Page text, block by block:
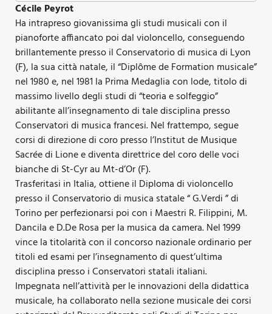
Cécile Peyrot
Ha intrapreso giovanissima gli studi musicali con il
pianoforte affiancato poi dal violoncello, conseguendo
brillantemente presso il Conservatorio di musica di Lyon
(F), la sua città natale, il “Diplôme de Formation musicale”
nel 1980 e, nel 1981 la Prima Medaglia con lode, titolo di
massimo livello degli studi di “teoria e solfeggio”
abilitante all’insegnamento di tale disciplina presso
Conservatori di musica francesi. Nel frattempo, segue
corsi di direzione di coro presso l’Institut de Musique
Sacrée di Lione e diventa direttrice del coro delle voci
bianche di St-Cyr au Mt-d’Or (F).
Trasferitasi in Italia, ottiene il Diploma di violoncello
presso il Conservatorio di musica statale “ G.Verdi ” di
Torino per perfezionarsi poi con i Maestri R. Filippini, M.
Dancila e D.De Rosa per la musica da camera. Nel 1999
vince la titolarità con il concorso nazionale ordinario per
titoli ed esami per l’insegnamento di quest’ultima
disciplina presso i Conservatori statali italiani.
Impegnata nell’attività per le innovazioni della didattica
musicale, ha collaborato nella sezione musicale dei corsi